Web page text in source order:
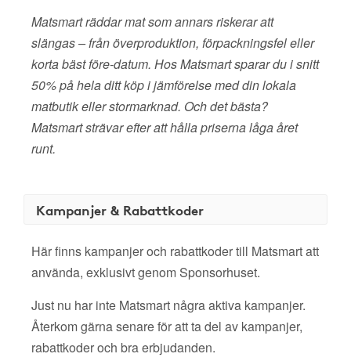
Matsmart räddar mat som annars riskerar att
slängas – från överproduktion, förpackningsfel eller
korta bäst före-datum. Hos Matsmart sparar du i snitt
50% på hela ditt köp i jämförelse med din lokala
matbutik eller stormarknad. Och det bästa?
Matsmart strävar efter att hålla priserna låga året
runt.
Kampanjer & Rabattkoder
Här finns kampanjer och rabattkoder till Matsmart att
använda, exklusivt genom Sponsorhuset.
Just nu har inte Matsmart några aktiva kampanjer.
Återkom gärna senare för att ta del av kampanjer,
rabattkoder och bra erbjudanden.